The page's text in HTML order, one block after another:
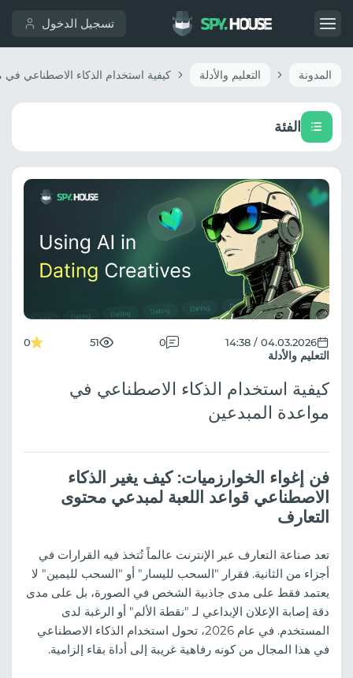
تسجيل الدخول
المدونة التعليم والأدلة
الفئة
التعليم والأدلة
04.03.2026 / 14:38
0
51
0
كيفية استخدام الذكاء الاصطناعي في
مواعدة المبدعين
فن إغواء الخوارزميات: كيف يغير الذكاء
الاصطناعي قواعد اللعبة لمبدعي محتوى
التعارف
تعد صناعة التعارف عبر الإنترنت عالماً تُتخذ فيه القرارات في
أجزاء من الثانية. فقرار "السحب لليسار" أو "السحب لليمين" لا
يعتمد فقط على مدى جاذبية الشخص في الصورة، بل على مدى
دقة إصابة الإعلان الإبداعي لـ "نقطة الألم" أو الرغبة لدى
المستخدم. في عام 2026، تحول استخدام الذكاء الاصطناعي
في هذا المجال من كونه رفاهية غريبة إلى أداة بقاء إلزامية.